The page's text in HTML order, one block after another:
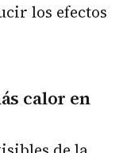
los efectos
calor en